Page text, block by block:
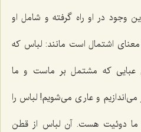
وجود در او راه گرفته و شامل او
اشتمال است مانند: لباس که
که مشتمل بر ماست و ما
و عاری می‌شویم! لباس را
ما دوئیت هست. آن لباس از قطن